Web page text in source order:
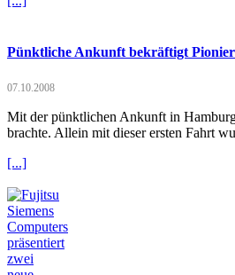
Pünktliche Ankunft bekräftigt
07.10.2008
Mit der pünktlichen Ankunft in
brachte. Allein mit dieser ersten Fahrt
[...]